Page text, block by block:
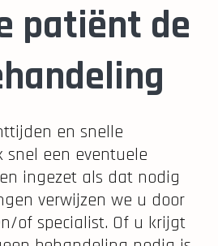
patiënt de
en snelle
snel een eventuele
ingezet als dat nodig
verwijzen we u door
of specialist. Of u krijgt